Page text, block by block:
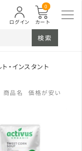
カート
0
ログイン
検索
ト・インスタント
商品名 価格が安い